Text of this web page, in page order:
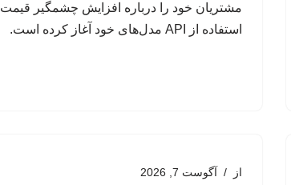
مشتریان خود را درباره افزایش چشمگیر قیمت
استفاده از API مدل‌های خود آغاز کرده است.
از آگوست 7, 2026